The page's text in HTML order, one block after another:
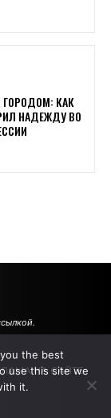
ГОРОДОМ: КАК
НАДЕЖДУ ВО
НА САЙТЕ
the best
use this site we
it.